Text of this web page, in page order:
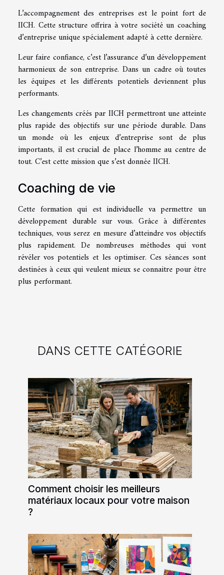
L’accompagnement des entreprises est le point fort de
IICH. Cette structure offrira à votre société un coaching
d’entreprise unique spécialement adapté à cette dernière.
Leur faire confiance, c’est l’assurance d’un développement
harmonieux de son entreprise. Dans un cadre où toutes
les équipes et les différents potentiels deviennent plus
performants.
Les changements créés par IICH permettront une atteinte
plus rapide des objectifs sur une période durable. Dans
un monde où les enjeux d’entreprise sont de plus
importants, il est crucial de place l’homme au centre de
tout. C’est cette mission que s’est donnée IICH.
Coaching de vie
Cette formation qui est individuelle va permettre un
développement durable sur vous. Grâce à différentes
techniques, vous serez en mesure d’atteindre vos objectifs
plus rapidement. De nombreuses méthodes qui vont
révéler vos potentiels et les optimiser. Ces séances sont
destinées à ceux qui veulent mieux se connaitre pour être
plus performant.
DANS CETTE CATÉGORIE
Comment choisir les meilleurs
matériaux locaux pour votre maison
?